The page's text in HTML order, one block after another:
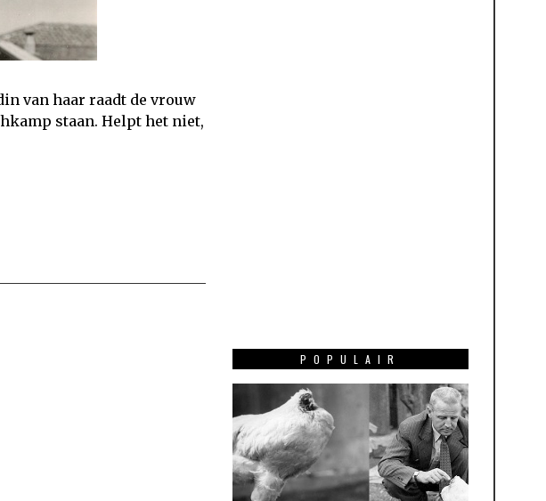
van haar raadt de vrouw
staan. Helpt het niet,
POPULAIR